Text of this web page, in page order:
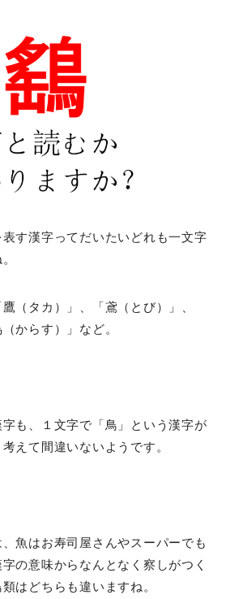
す漢字ってだいたいどれも一文字
（タカ）」、「鳶（とび）」、
からす）」など。
も、１文字で「鳥」という漢字が
えて間違いないようです。
魚はお寿司屋さんやスーパーでも
の意味からなんとなく察しがつく
はどちらも違いますね。